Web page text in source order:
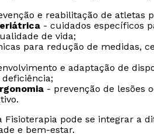
e reabilitação de atletas
- cuidados específicos
de vida;
para redução de medidas,
e adaptação de
- prevenção de lesões
Fisioterapia pode se integrar a
e bem-estar.